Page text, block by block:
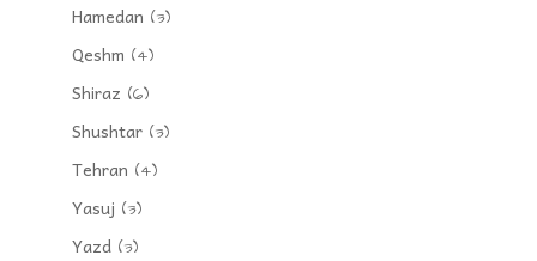
Hamedan (3)
Qeshm (4)
Shiraz (6)
Shushtar(3)
Tehran (4)
Yasuj (3)
Yazd(3)